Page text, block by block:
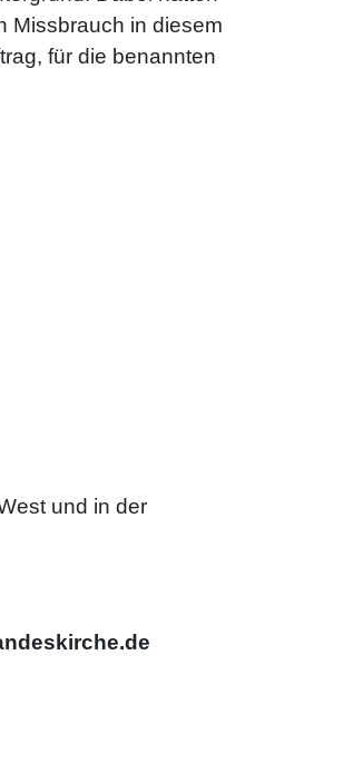
Missbrauch in diesem
für die benannten
und in der